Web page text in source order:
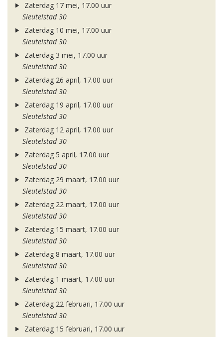
Zaterdag 17 mei, 17.00 uur
Sleutelstad 30
Zaterdag 10 mei, 17.00 uur
Sleutelstad 30
Zaterdag 3 mei, 17.00 uur
Sleutelstad 30
Zaterdag 26 april, 17.00 uur
Sleutelstad 30
Zaterdag 19 april, 17.00 uur
Sleutelstad 30
Zaterdag 12 april, 17.00 uur
Sleutelstad 30
Zaterdag 5 april, 17.00 uur
Sleutelstad 30
Zaterdag 29 maart, 17.00 uur
Sleutelstad 30
Zaterdag 22 maart, 17.00 uur
Sleutelstad 30
Zaterdag 15 maart, 17.00 uur
Sleutelstad 30
Zaterdag 8 maart, 17.00 uur
Sleutelstad 30
Zaterdag 1 maart, 17.00 uur
Sleutelstad 30
Zaterdag 22 februari, 17.00 uur
Sleutelstad 30
Zaterdag 15 februari, 17.00 uur